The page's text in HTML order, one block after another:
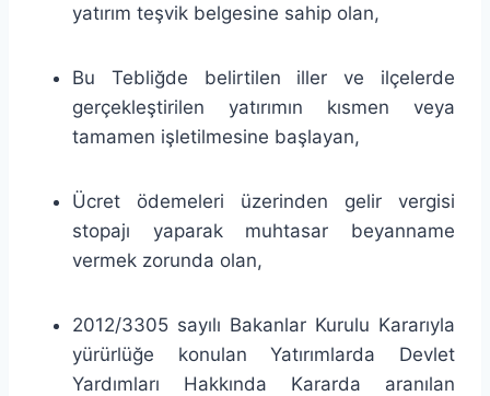
yatırım teşvik belgesine sahip olan,
Bu Tebliğde belirtilen iller ve ilçelerde
gerçekleştirilen yatırımın kısmen veya
tamamen işletilmesine başlayan,
Ücret ödemeleri üzerinden gelir vergisi
stopajı yaparak muhtasar beyanname
vermek zorunda olan,
2012/3305 sayılı Bakanlar Kurulu Kararıyla
yürürlüğe konulan Yatırımlarda Devlet
Yardımları Hakkında Kararda aranılan